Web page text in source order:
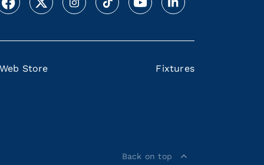
Store Fixtures
Back on top